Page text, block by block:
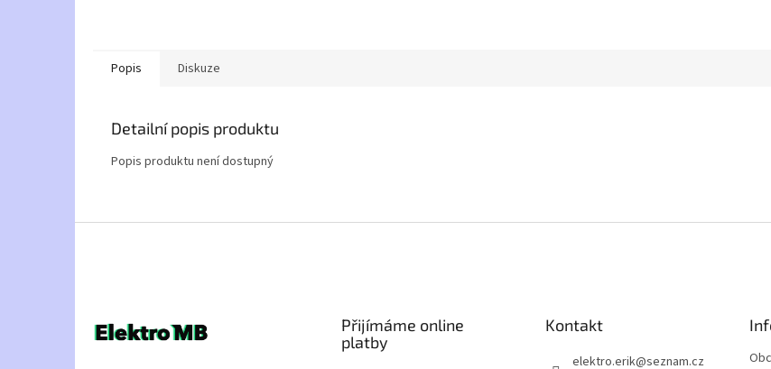
Popis Diskuze
Detailní popis produktu
Popis produktu není dostupný
Přijímáme online
platby
Kontakt
elektro.erik@seznam.cz